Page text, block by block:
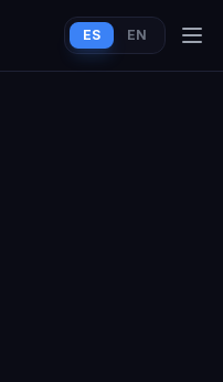
ES EN